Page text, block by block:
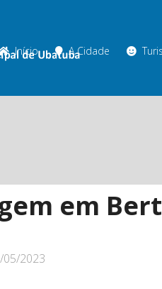
Início A Cidade
em
05/2023